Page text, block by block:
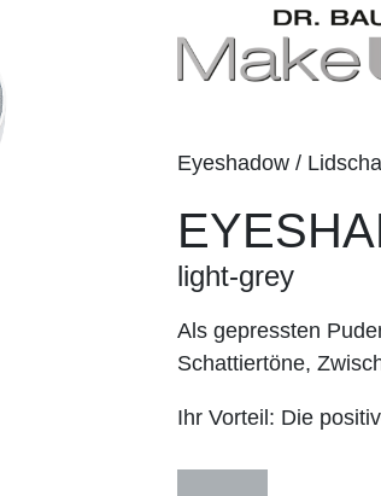
Eyeshadow /
light-grey
Als gepressten
Schattiertöne,
Ihr Vorteil: Die